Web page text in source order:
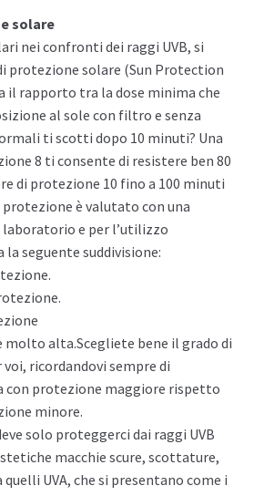
solare
nei confronti dei raggi UVB, si
protezione solare (Sun Protection
il rapporto tra la dose minima che
al sole con filtro e senza
ti scotti dopo 10 minuti? Una
8 ti consente di resistere ben 80
di protezione 10 fino a 100 minuti
è valutato con una
e per l’utilizzo
seguente suddivisione:
alta.Scegliete bene il grado di
ricordandovi sempre di
con protezione maggiore rispetto
minore.
solo proteggerci dai raggi UVB
macchie scure, scottature,
UVA, che si presentano come i